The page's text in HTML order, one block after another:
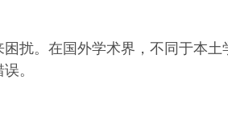
扰。在国外学术界，不同于本
。